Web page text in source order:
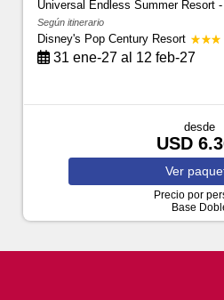
Universal Endless Summer Resort
Según itinerario
Disney's Pop Century Resort
31 ene-27 al 12 feb-27
desde
USD
Ver
Precio por
Base